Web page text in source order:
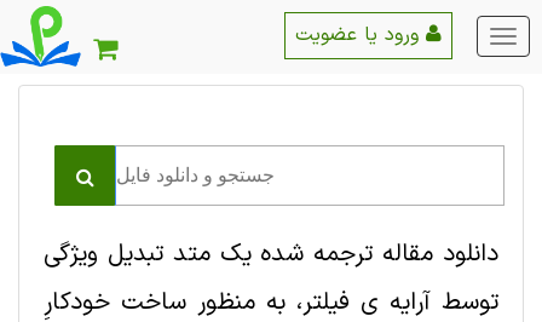
منو
اصلی
دانلود مقاله ترجمه شده یک متد تبدیل ویژگی
توسط آرایه ی فیلتر، به منظور ساخت خودکارِ